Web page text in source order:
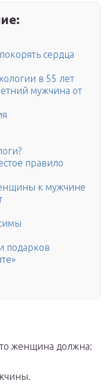
сердца
в 55 лет
мужчина от
правило
к мужчине
подарков
женщина должна: